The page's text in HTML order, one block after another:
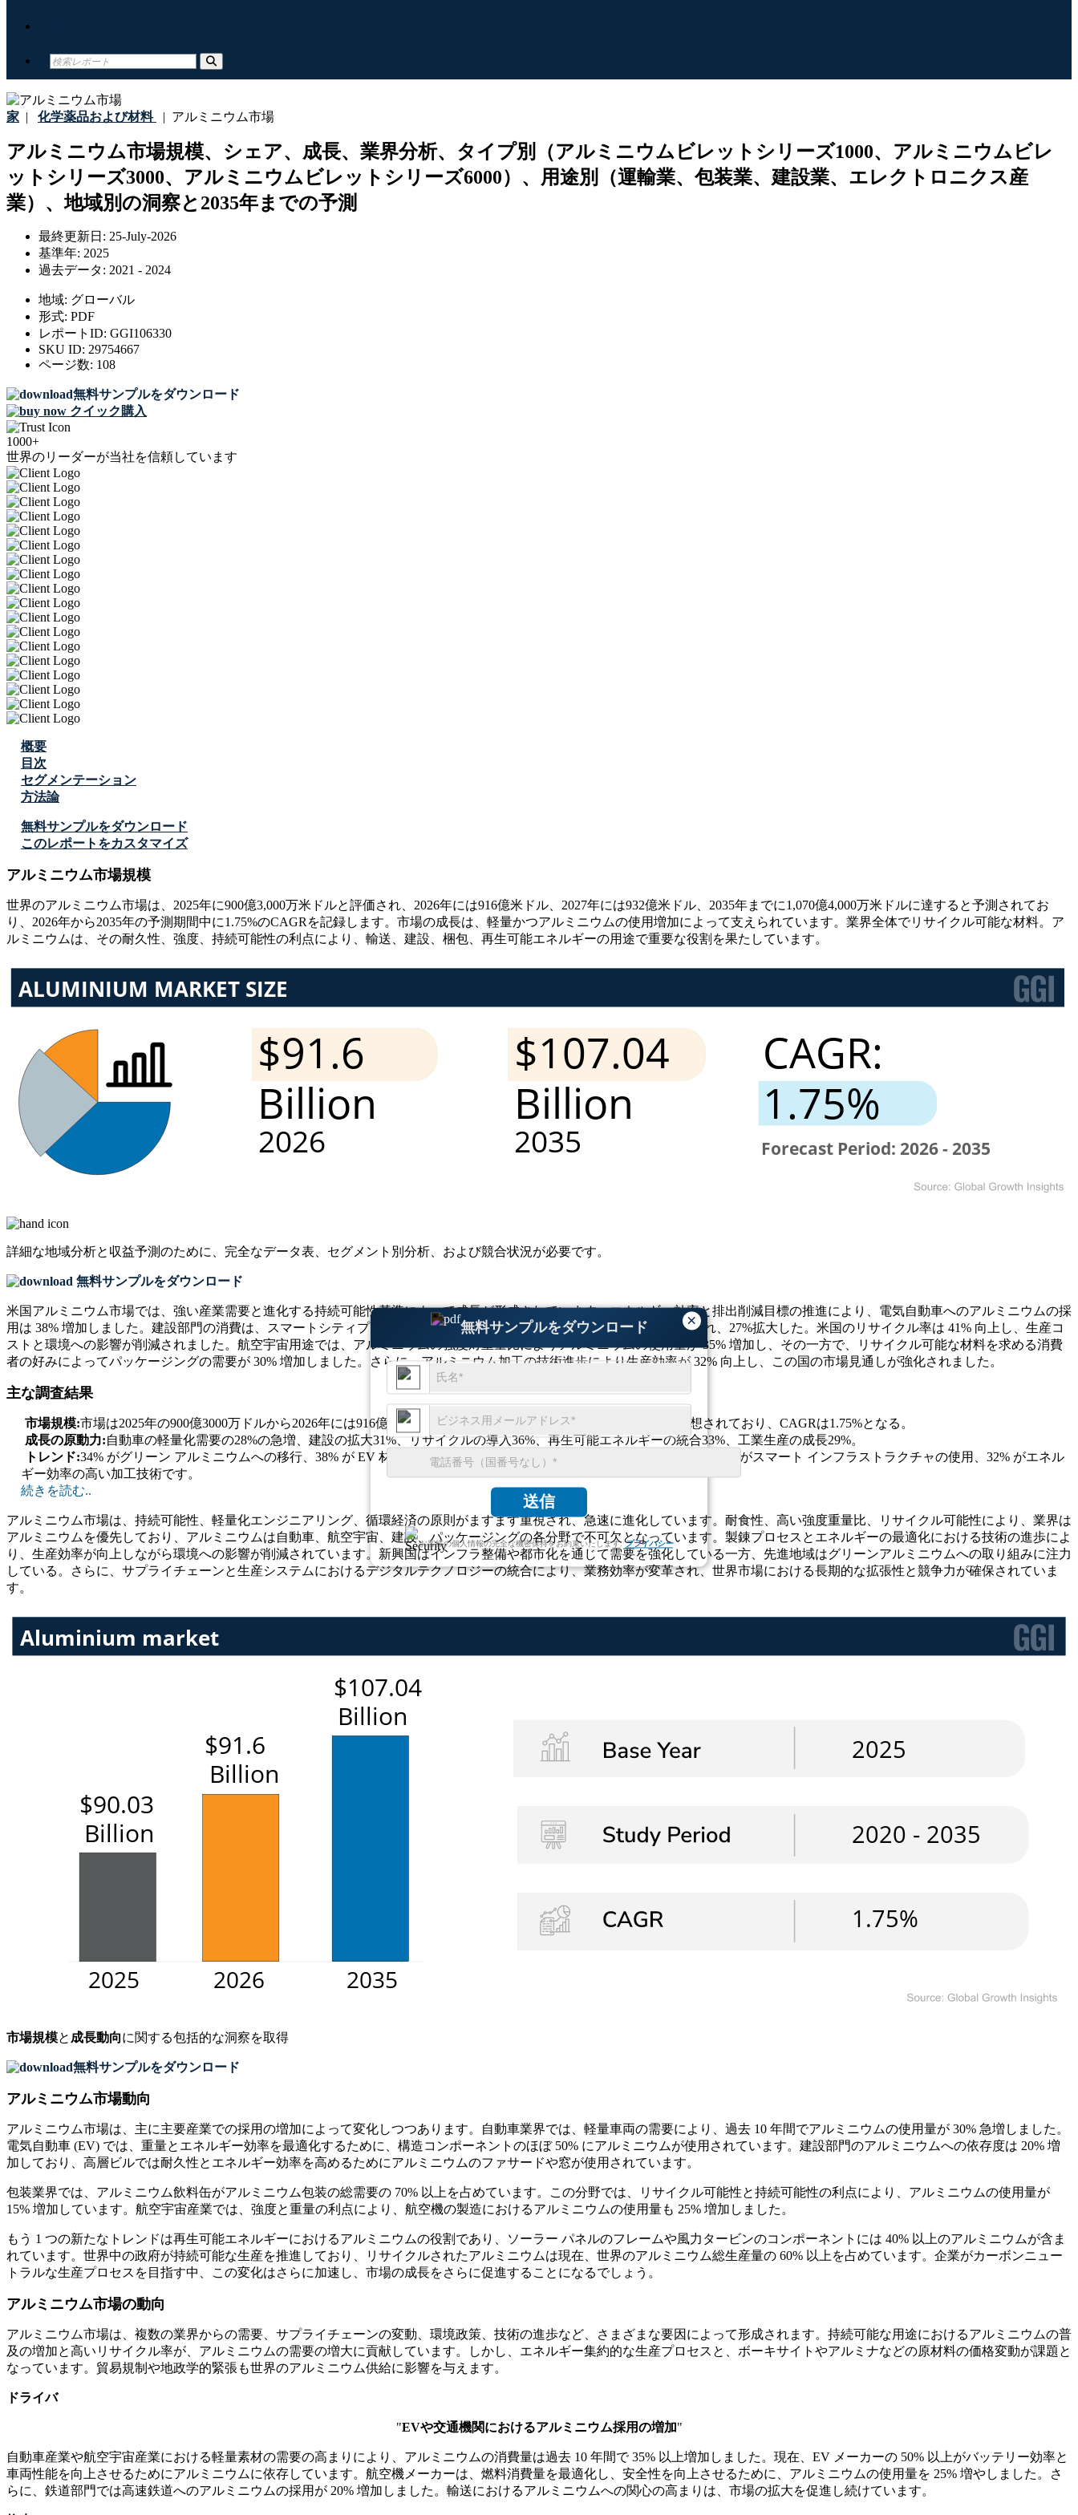
家 | 化学薬品および材料 | アルミニウム市場
アルミニウム市場規模、シェア、成長、業界分析、タイプ別（アルミニウムビレットシリーズ1000、アルミニウムビレ
ットシリーズ3000、アルミニウムビレットシリーズ6000）、用途別（運輸業、包装業、建設業、エレクトロニクス産
業）、地域別の洞察と2035年までの予測
最終更新日: 25-July-2026
基準年: 2025
過去データ: 2021 - 2024
地域: グローバル
形式: PDF
レポートID: GGI106330
SKU ID: 29754667
ページ数: 108
無料サンプルをダウンロード
クイック購入
1000+
世界のリーダーが当社を信頼しています
×
無料サンプルをダウンロード
送信
お客様の個人情報の完全な機密保持をお約束いたします.プライバシー
概要
目次
セグメンテーション
方法論
無料サンプルをダウンロード
このレポートをカスタマイズ
アルミニウム市場規模
世界のアルミニウム市場は、2025年に900億3,000万米ドルと評価され、2026年には916億米ドル、2027年には932億米ドル、2035年までに1,070億4,000万米ドルに達すると予測されてお
り、2026年から2035年の予測期間中に1.75%のCAGRを記録します。市場の成長は、軽量かつアルミニウムの使用増加によって支えられています。業界全体でリサイクル可能な材料。ア
ルミニウムは、その耐久性、強度、持続可能性の利点により、輸送、建設、梱包、再生可能エネルギーの用途で重要な役割を果たしています。
詳細な地域分析と収益予測のために、 完全なデータ表、セグメント別分析、および競合状況が必要です。
無料サンプルをダウンロード
米国アルミニウム市場では、強い産業需要と進化する持続可能性基準によって成長が形成されています。エネルギー効率と排出削減目標の推進により、電気自動車へのアルミニウムの採
用は 38% 増加しました。建設部門の消費は、スマートシティプロジェクトやグリーンビルディングへの取り組みに支えられ、27%拡大した。米国のリサイクル率は 41% 向上し、生産コ
ストと環境への影響が削減されました。航空宇宙用途では、アルミニウムの強度対重量比によりアルミニウムの使用量が 35% 増加し、その一方で、リサイクル可能な材料を求める消費
者の好みによってパッケージングの需要が 30% 増加しました。さらに、アルミニウム加工の技術進歩により生産効率が 32% 向上し、この国の市場見通しが強化されました。
主な調査結果
市場規模:市場は2025年の900億3000万ドルから2026年には916億ドルに増加し、2035年までに932億ドルに達すると予想されており、CAGRは1.75%となる。
成長の原動力:自動車の軽量化需要の28%の急増、建設の拡大31%、リサイクルの導入36%、再生可能エネルギーの統合33%、工業生産の成長29%。
トレンド:34% がグリーン アルミニウムへの移行、38% が EV 材料の採用、30% がパッケージングの持続可能性の需要、27% がスマート インフラストラクチャの使用、32% がエネル
ギー効率の高い加工技術です。
続きを読む..
アルミニウム市場は、持続可能性、軽量化エンジニアリング、循環経済の原則がますます重視され、急速に進化しています。耐食性、高い強度重量比、リサイクル可能性により、業界は
アルミニウムを優先しており、アルミニウムは自動車、航空宇宙、建設、パッケージングの各分野で不可欠となっています。製錬プロセスとエネルギーの最適化における技術の進歩によ
り、生産効率が向上しながら環境への影響が削減されています。新興国はインフラ整備や都市化を通じて需要を強化している一方、先進地域はグリーンアルミニウムへの取り組みに注力
している。さらに、サプライチェーンと生産システムにおけるデジタルテクノロジーの統合により、業務効率が変革され、世界市場における長期的な拡張性と競争力が確保されていま
す。
市場規模と 成長動向に関する包括的な洞察を取得
無料サンプルをダウンロード
アルミニウム市場動向
アルミニウム市場は、主に主要産業での採用の増加によって変化しつつあります。自動車業界では、軽量車両の需要により、過去 10 年間でアルミニウムの使用量が 30% 急増しました。
電気自動車 (EV) では、重量とエネルギー効率を最適化するために、構造コンポーネントのほぼ 50% にアルミニウムが使用されています。建設部門のアルミニウムへの依存度は 20% 増
加しており、高層ビルでは耐久性とエネルギー効率を高めるためにアルミニウムのファサードや窓が使用されています。
包装業界では、アルミニウム飲料缶がアルミニウム包装の総需要の 70% 以上を占めています。この分野では、リサイクル可能性と持続可能性の利点により、アルミニウムの使用量が
15% 増加しています。航空宇宙産業では、強度と重量の利点により、航空機の製造におけるアルミニウムの使用量も 25% 増加しました。
もう 1 つの新たなトレンドは再生可能エネルギーにおけるアルミニウムの役割であり、ソーラー パネルのフレームや風力タービンのコンポーネントには 40% 以上のアルミニウムが含ま
れています。世界中の政府が持続可能な生産を推進しており、リサイクルされたアルミニウムは現在、世界のアルミニウム総生産量の 60% 以上を占めています。企業がカーボンニュー
トラルな生産プロセスを目指す中、この変化はさらに加速し、市場の成長をさらに促進することになるでしょう。
アルミニウム市場の動向
アルミニウム市場は、複数の業界からの需要、サプライチェーンの変動、環境政策、技術の進歩など、さまざまな要因によって形成されます。持続可能な用途におけるアルミニウムの普
及の増加と高いリサイクル率が、アルミニウムの需要の増大に貢献しています。しかし、エネルギー集約的な生産プロセスと、ボーキサイトやアルミナなどの原材料の価格変動が課題と
なっています。貿易規制や地政学的緊張も世界のアルミニウム供給に影響を与えます。
ドライバ
"EVや交通機関におけるアルミニウム採用の増加"
自動車産業や航空宇宙産業における軽量素材の需要の高まりにより、アルミニウムの消費量は過去 10 年間で 35% 以上増加しました。現在、EV メーカーの 50% 以上がバッテリー効率と
車両性能を向上させるためにアルミニウムに依存しています。航空機メーカーは、燃料消費量を最適化し、安全性を向上させるために、アルミニウムの使用量を 25% 増やしました。さ
らに、鉄道部門では高速鉄道へのアルミニウムの採用が 20% 増加しました。輸送におけるアルミニウムへの関心の高まりは、市場の拡大を促進し続けています。